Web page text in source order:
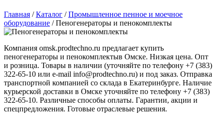
Главная / Каталог / Промышленное пенное и моечное
оборудование / Пеногенераторы и пенокомплекты
Компания omsk.prodtechno.ru предлагает купить
пеногенераторы и пенокомплектыв Омске. Низкая цена. Опт
и розница. Товары в наличии (уточняйте по телефону +7 (383)
322-65-10 или e-mail info@prodtechno.ru) и под заказ. Отправка
транспортной компанией со склада в Екатеринбурге. Наличие
курьерской доставки в Омске уточняйте по телефону +7 (383)
322-65-10. Различные способы оплаты. Гарантии, акции и
спецпредложения. Готовые отраслевые решения.